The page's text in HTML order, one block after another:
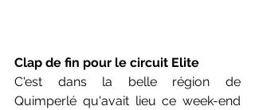
Clap de fin pour le circuit Elite
C'est dans la belle région de
Quimperlé qu'avait lieu ce week-end